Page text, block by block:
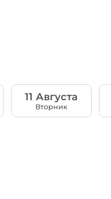
11 Августа
Вторник